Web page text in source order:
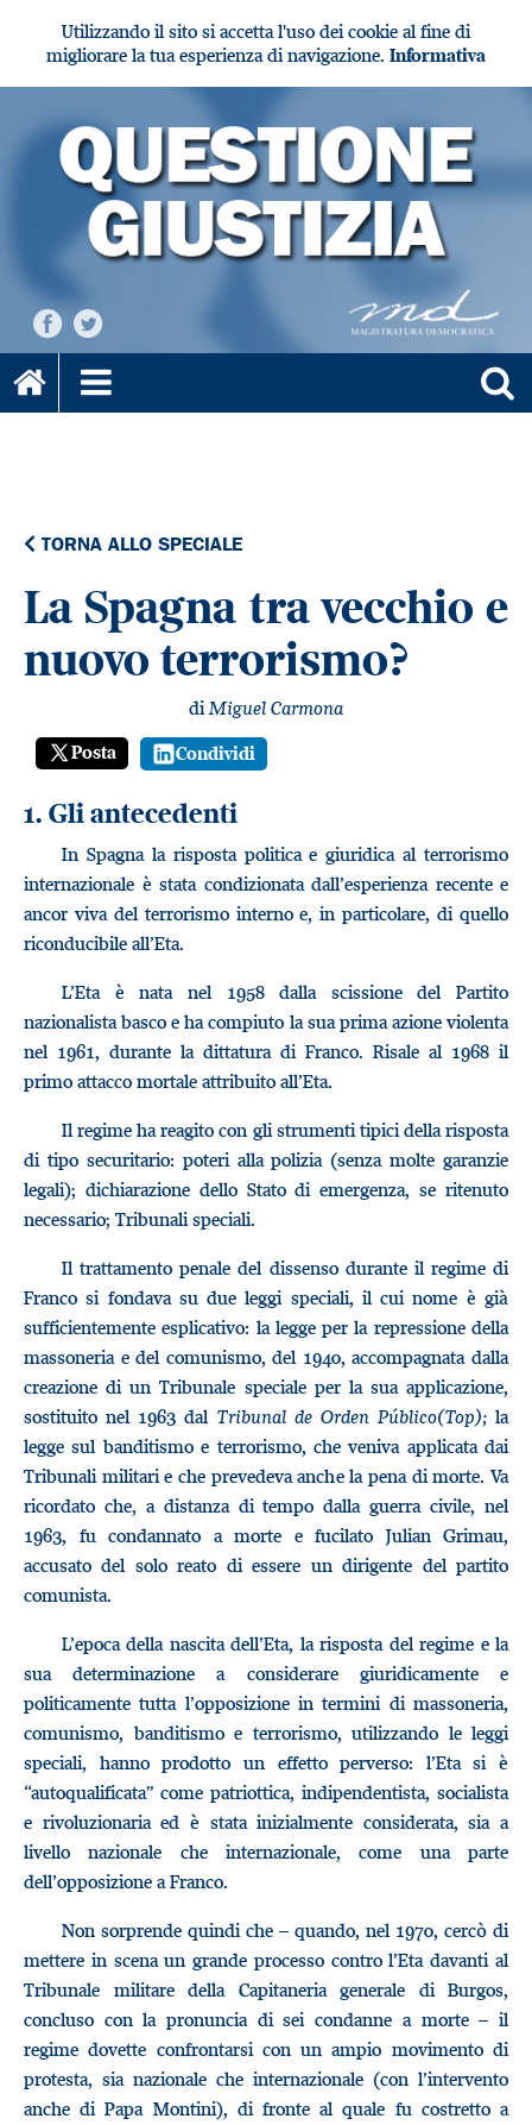
Utilizzando il sito si accetta l'uso dei cookie al fine di
migliorare la tua esperienza di navigazione. Informativa
TORNA ALLO SPECIALE
La Spagna tra vecchio e
nuovo terrorismo?
diMiguel Carmona
Posta Condividi
1. Gli antecedenti
In Spagna la risposta politica e giuridica al terrorismo
internazionale è stata condizionata dall’esperienza recente e
ancor viva del terrorismo interno e, in particolare, di quello
riconducibile all’Eta.
L’Eta è nata nel 1958 dalla scissione del Partito
nazionalista basco e ha compiuto la sua prima azione violenta
nel 1961, durante la dittatura di Franco. Risale al 1968 il
primo attacco mortale attribuito all’Eta.
Il regime ha reagito con gli strumenti tipici della risposta
di tipo securitario: poteri alla polizia (senza molte garanzie
legali); dichiarazione dello Stato di emergenza, se ritenuto
necessario; Tribunali speciali.
Il trattamento penale del dissenso durante il regime di
Franco si fondava su due leggi speciali, il cui nome è già
sufficientemente esplicativo: la legge per la repressione della
massoneria e del comunismo, del 1940, accompagnata dalla
creazione di un Tribunale speciale per la sua applicazione,
sostituito nel 1963 dal Tribunal de Orden Público(Top); la
legge sul banditismo e terrorismo, che veniva applicata dai
Tribunali militari e che prevedeva anche la pena di morte. Va
ricordato che, a distanza di tempo dalla guerra civile, nel
1963, fu condannato a morte e fucilato Julian Grimau,
accusato del solo reato di essere un dirigente del partito
comunista.
L’epoca della nascita dell’Eta, la risposta del regime e la
sua determinazione a considerare giuridicamente e
politicamente tutta l’opposizione in termini di massoneria,
comunismo, banditismo e terrorismo, utilizzando le leggi
speciali, hanno prodotto un effetto perverso: l’Eta si è
“autoqualificata” come patriottica, indipendentista, socialista
e rivoluzionaria ed è stata inizialmente considerata, sia a
livello nazionale che internazionale, come una parte
dell’opposizione a Franco.
Non sorprende quindi che – quando, nel 1970, cercò di
mettere in scena un grande processo contro l’Eta davanti al
Tribunale militare della Capitaneria generale di Burgos,
concluso con la pronuncia di sei condanne a morte – il
regime dovette confrontarsi con un ampio movimento di
protesta, sia nazionale che internazionale (con l’intervento
anche di Papa Montini), di fronte al quale fu costretto a